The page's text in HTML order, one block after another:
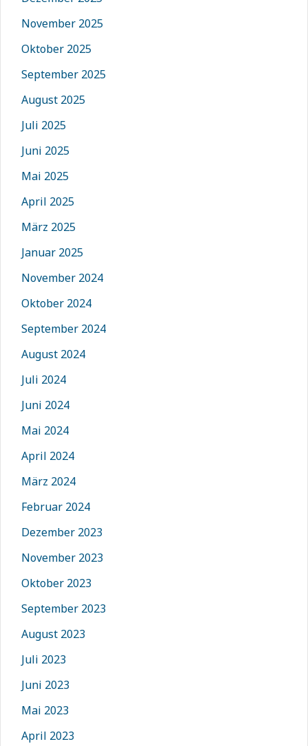
November 2025
Oktober 2025
September 2025
August 2025
Juli 2025
Juni 2025
Mai 2025
April 2025
März 2025
Januar 2025
November 2024
Oktober 2024
September 2024
August 2024
Juli 2024
Juni 2024
Mai 2024
April 2024
März 2024
Februar 2024
Dezember 2023
November 2023
Oktober 2023
September 2023
August 2023
Juli 2023
Juni 2023
Mai 2023
April 2023